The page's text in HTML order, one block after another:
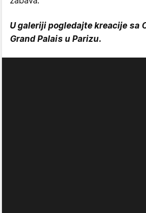
U galeriji pogledajte kreacije sa
Grand Palais u Parizu.